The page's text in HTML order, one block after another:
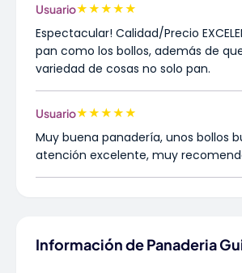
Usuario★★★★★
Espectacular! Calidad/Precio
pan como los bollos, además de
variedad de cosas no solo pan.
Usuario★★★★★
Muy buena panadería, unos bollos
atención excelente, muy
Información de Panaderia